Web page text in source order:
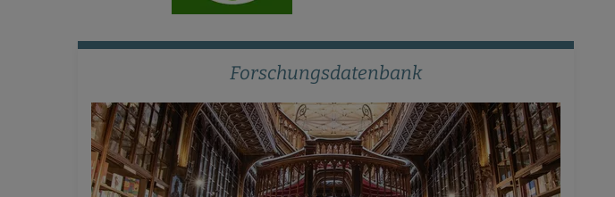
Forschungsdatenbank